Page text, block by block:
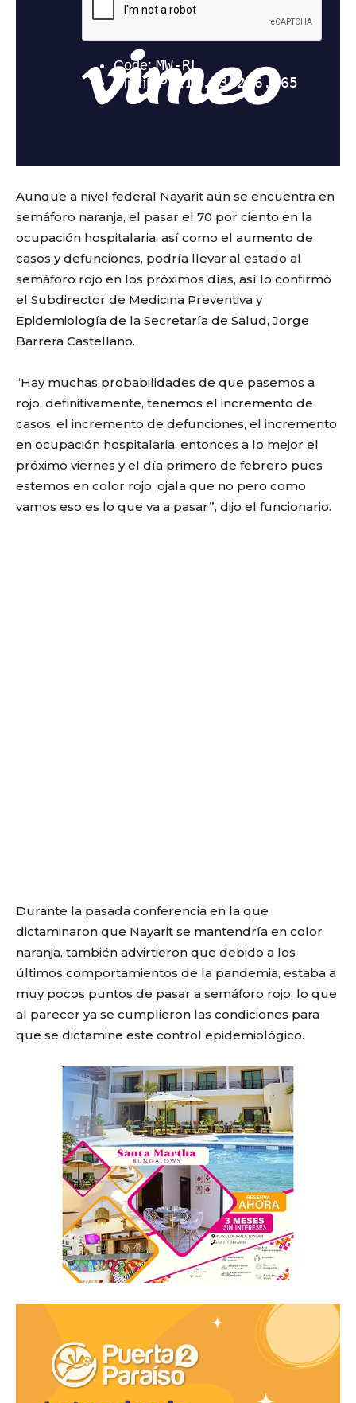
Aunque a nivel federal Nayarit aún se encuentra en
semáforo naranja, el pasar el 70 por ciento en la
ocupación hospitalaria, así como el aumento de
casos y defunciones, podría llevar al estado al
semáforo rojo en los próximos días, así lo confirmó
el Subdirector de Medicina Preventiva y
Epidemiología de la Secretaría de Salud, Jorge
Barrera Castellano.
“Hay muchas probabilidades de que pasemos a
rojo, definitivamente, tenemos el incremento de
casos, el incremento de defunciones, el incremento
en ocupación hospitalaria, entonces a lo mejor el
próximo viernes y el día primero de febrero pues
estemos en color rojo, ojala que no pero como
vamos eso es lo que va a pasar”, dijo el funcionario.
Durante la pasada conferencia en la que
dictaminaron que Nayarit se mantendría en color
naranja, también advirtieron que debido a los
últimos comportamientos de la pandemia, estaba a
muy pocos puntos de pasar a semáforo rojo, lo que
al parecer ya se cumplieron las condiciones para
que se dictamine este control epidemiológico.